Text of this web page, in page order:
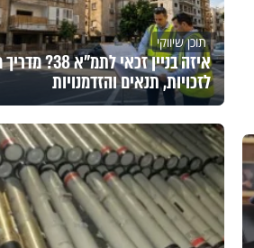
תוכן שיווקי
איזה בניין זכאי
לזכויות, תנאים והזדמנויות